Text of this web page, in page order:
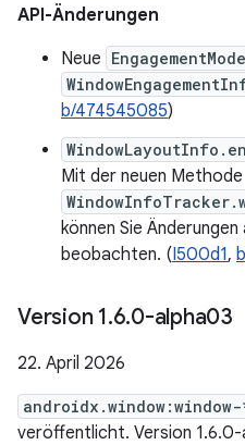
API-Änderungen
Neue
b/474545085)
Mit der neuen Methode
können Sie
beobachten. (I500d1,
Version 1.6.0-alpha03
22. April 2026
veröffentlicht. Version